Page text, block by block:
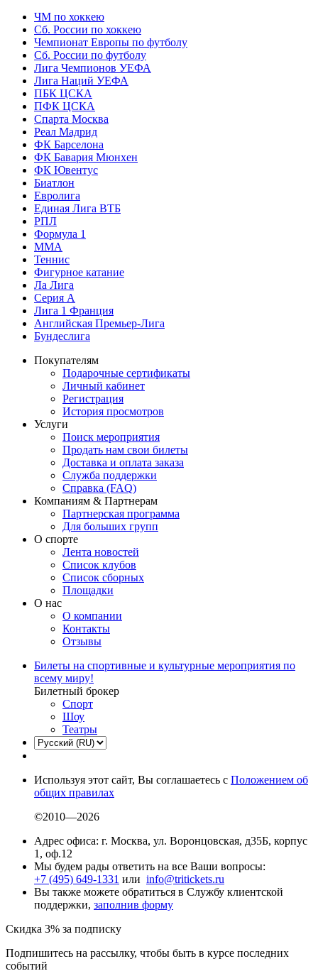
ЧМ по хоккею
Сб. России по хоккею
Чемпионат Европы по футболу
Сб. России по футболу
Лига Чемпионов УЕФА
Лига Наций УЕФА
ПБК ЦСКА
ПФК ЦСКА
Спарта Москва
Реал Мадрид
ФК Барселона
ФК Бавария Мюнхен
ФК Ювентус
Биатлон
Евролига
Единая Лига ВТБ
РПЛ
Формула 1
MMA
Теннис
Фигурное катание
Ла Лига
Серия А
Лига 1 Франция
Английская Премьер-Лига
Бундеслига
Покупателям
Подарочные сертификаты
Личный кабинет
Регистрация
История просмотров
Услуги
Поиск мероприятия
Продать нам свои билеты
Доставка и оплата заказа
Служба поддержки
Справка (FAQ)
Компаниям & Партнерам
Партнерская программа
Для больших групп
О спорте
Лента новостей
Список клубов
Список сборных
Площадки
О нас
О компании
Контакты
Отзывы
Билеты на спортивные и культурные мероприятия по
всему миру!
Билетный брокер
Спорт
Шоу
Театры
Используя этот сайт, Вы соглашаетесь с Положением об
общих правилах
©2010—2026
Адрес офиса: г. Москва, ул. Воронцовская, д35Б, корпус
1, оф.12
Мы будем рады ответить на все Ваши вопросы:
+7 (495) 649-1331 или info@tritickets.ru
Вы также можете обратиться в Службу клиентской
поддержки, заполнив форму
Скидка 3% за подписку
Подпишитесь на рассылку, чтобы быть в курсе последних
событий